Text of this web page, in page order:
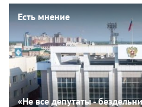
Есть мнение
«Не все депутаты -